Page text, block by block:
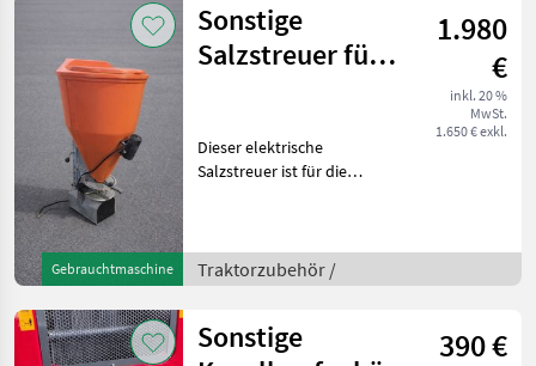
zeichnet sic
Gebrauchtmaschine
Sonstige
Salzstreuer für
1.980
€
inkl. 20 %
MwSt.
1.650 € exkl.
Dieser elektrische
Salzstreuer ist für die
Liter. Das Eigengewicht
beträgt 34 kg. Der
Traktorzubehör /
Sonstige
390 €